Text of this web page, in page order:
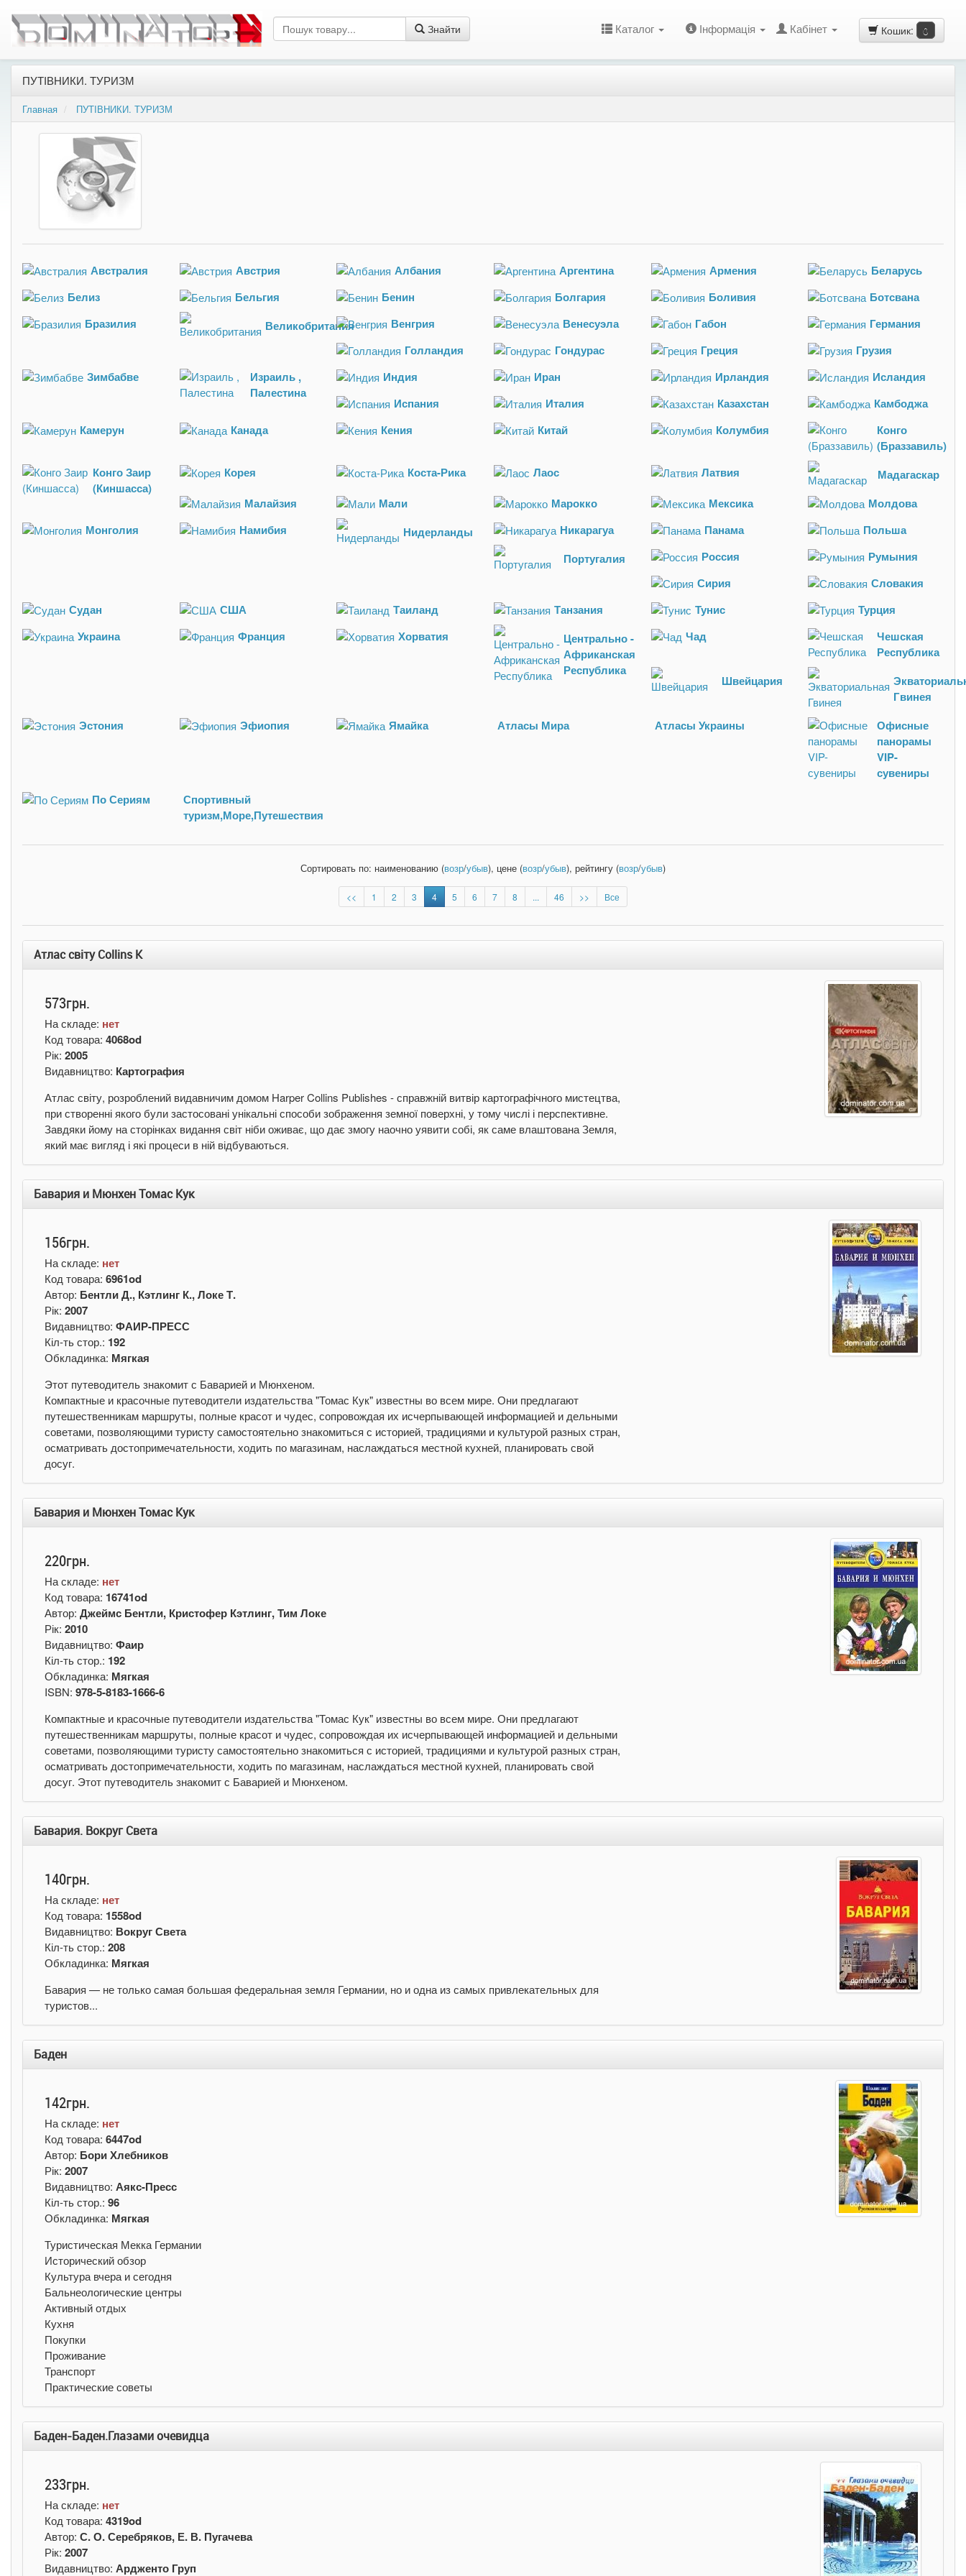
Знайти Кабінет Кошик: 0
Каталог Інформація
ПУТІВНИКИ. ТУРИЗМ
Главная ПУТІВНИКИ. ТУРИЗМ
Австралия Австрия Албания Аргентина Армения
Беларусь
Белиз
Бельгия Бенин Болгария Боливия
Ботсвана
Бразилия
Великобритания Венгрия Венесуэла Габон
Германия
Голландия
Гондурас Греция
Грузия
Зимбабве
Израиль ,
Палестина
Индия Иран Ирландия
Исландия
Испания
Италия Казахстан
Камбоджа
Камерун
Канада Кения Китай Колумбия
Конго
(Браззавиль)
Конго Заир
(Киншасса)
Корея Коста-Рика Лаос Латвия
Мадагаскар
Малайзия
Мали Марокко Мексика
Молдова
Монголия
Намибия Нидерланды Никарагуа Панама
Польша
Португалия
Россия
Румыния
Сирия
Словакия
Судан
США Таиланд Танзания Тунис
Турция
Украина
Франция Хорватия
Центрально -
Африканская
Республика
Чад
Чешская
Республика
Швейцария
Гвинея
Эстония
Эфиопия Ямайка Атласы Мира Атласы Украины
Офисные
панорамы
VIP-
сувениры
По Сериям
Спортивный
туризм,Море,Путешествия
Сортировать по: наименованию (возр/убыв), цене (возр/убыв), рейтингу (возр/убыв)
<< 1 2 3 4 5 6 7 8 ... 46 >> Все
Атлас світу Collins К
573грн.
На складе: нет
Код товара: 4068od
Рік: 2005
Видавництво: Картография
Атлас світу, розроблений видавничим домом Harper Collins Publishes - справжній витвір картографічного мистецтва,
при створенні якого були застосовані унікальні способи зображення земної поверхні, у тому числі і перспективне.
Завдяки йому на сторінках видання світ ніби оживає, що дає змогу наочно уявити собі, як саме влаштована Земля,
який має вигляд і які процеси в ній відбуваються.
Бавария и Мюнхен Томас Кук
156грн.
На складе: нет
Код товара: 6961od
Автор: Бентли Д., Кэтлинг К., Локе Т.
Рік: 2007
Видавництво: ФАИР-ПРЕСС
Кіл-ть стор.: 192
Обкладинка: Мягкая
Этот путеводитель знакомит с Баварией и Мюнхеном.
Компактные и красочные путеводители издательства "Томас Кук" известны во всем мире. Они предлагают
путешественникам маршруты, полные красот и чудес, сопровождая их исчерпывающей информацией и дельными
советами, позволяющими туристу самостоятельно знакомиться с историей, традициями и культурой разных стран,
осматривать достопримечательности, ходить по магазинам, наслаждаться местной кухней, планировать свой
досуг.
Бавария и Мюнхен Томас Кук
220грн.
На складе: нет
Код товара: 16741od
Автор: Джеймс Бентли, Кристофер Кэтлинг, Тим Локе
Рік: 2010
Видавництво: Фаир
Кіл-ть стор.: 192
Обкладинка: Мягкая
ISBN: 978-5-8183-1666-6
Компактные и красочные путеводители издательства "Томас Кук" известны во всем мире. Они предлагают
путешественникам маршруты, полные красот и чудес, сопровождая их исчерпывающей информацией и дельными
советами, позволяющими туристу самостоятельно знакомиться с историей, традициями и культурой разных стран,
осматривать достопримечательности, ходить по магазинам, наслаждаться местной кухней, планировать свой
досуг. Этот путеводитель знакомит с Баварией и Мюнхеном.
Бавария. Вокруг Света
140грн.
На складе: нет
Код товара: 1558od
Видавництво: Вокруг Света
Кіл-ть стор.: 208
Обкладинка: Мягкая
Бавария — не только самая большая федеральная земля Германии, но и одна из самых привлекательных для
туристов...
Баден
142грн.
На складе: нет
Код товара: 6447od
Автор: Бори Хлебников
Рік: 2007
Видавництво: Аякс-Пресс
Кіл-ть стор.: 96
Обкладинка: Мягкая
Туристическая Мекка Германии
Исторический обзор
Культура вчера и сегодня
Бальнеологические центры
Активный отдых
Кухня
Покупки
Проживание
Транспорт
Практические советы
Баден-Баден.Глазами очевидца
233грн.
На складе: нет
Код товара: 4319od
Автор: С. О. Серебряков, Е. В. Пугачева
Рік: 2007
Видавництво: Ардженто Груп